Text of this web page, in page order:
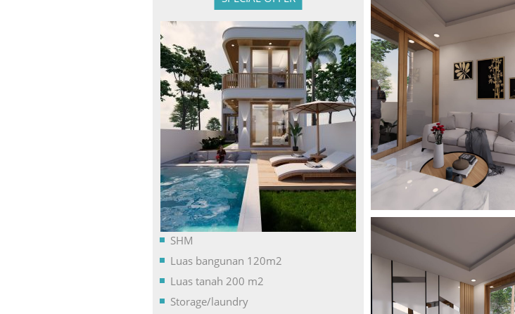
SHM
Luas bangunan 120m2
Luas tanah 200 m2
Storage/laundry